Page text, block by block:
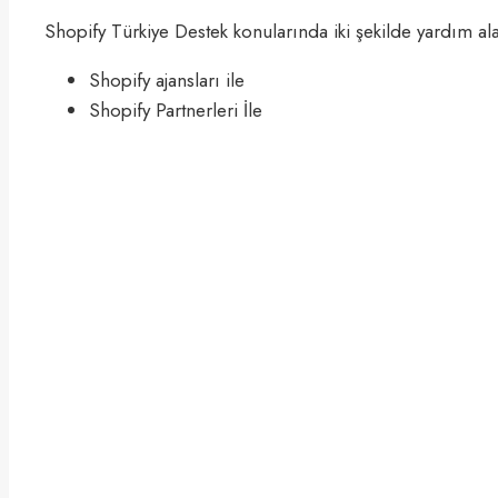
Shopify Türkiye Destek konularında iki şekilde yardım
Shopify ajansları ile
Shopify Partnerleri İle